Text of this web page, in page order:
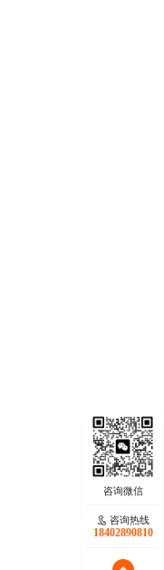
咨询热线
18402890810